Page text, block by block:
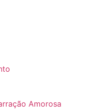
Amorosa